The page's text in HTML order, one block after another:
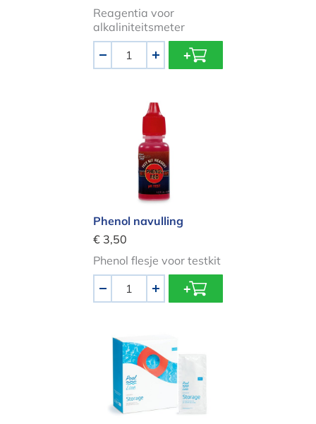
Reagentia voor
alkaliniteitsmeter
+
Phenol navulling
Phenol navulling
€ 3,50
Phenol flesje voor testkit
+
Hanna bewaarvloeistof 20ml